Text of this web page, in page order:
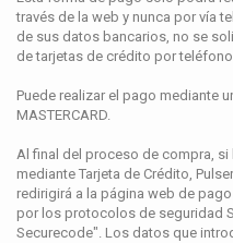
través de la web y nunca por vía
de sus datos bancarios, no se
de tarjetas de crédito por
Puede realizar el pago mediante
MASTERCARD.
Al final del proceso de compra,
mediante Tarjeta de Crédito,
redirigirá a la página web de
por los protocolos de seguridad
Securecode". Los datos que